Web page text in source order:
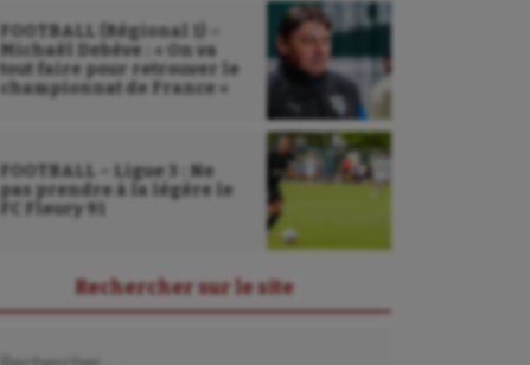
FOOTBALL (Régional 1) –
Michaël Debève : « On va
tout faire pour retrouver le
championnat de France »
FOOTBALL – Ligue 3 : Ne
pas prendre à la légère le
FC Fleury 91
Rechercher sur le site